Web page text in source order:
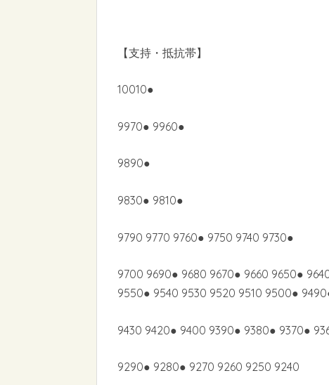
【支持・抵抗帯】
10010●
9970● 9960●
9890●
9830● 9810●
9790 9770 9760● 9750 9740 9730●
9700 9690● 9680 9670● 9660 9650●
9550● 9540 9530 9520 9510 9500●
9430 9420● 9400 9390● 9380● 9370●
9290● 9280● 9270 9260 9250 9240